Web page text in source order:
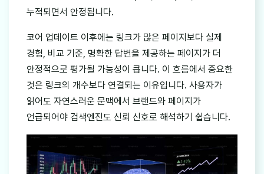
누적되면서 안정됩니다.
코어 업데이트 이후에는 링크가 많은 페이지보다 실제
경험, 비교 기준, 명확한 답변을 제공하는 페이지가 더
안정적으로 평가될 가능성이 큽니다. 이 흐름에서 중요한
것은 링크의 개수보다 연결되는 이유입니다. 사용자가
읽어도 자연스러운 문맥에서 브랜드와 페이지가
언급되어야 검색엔진도 신뢰 신호로 해석하기 쉽습니다.